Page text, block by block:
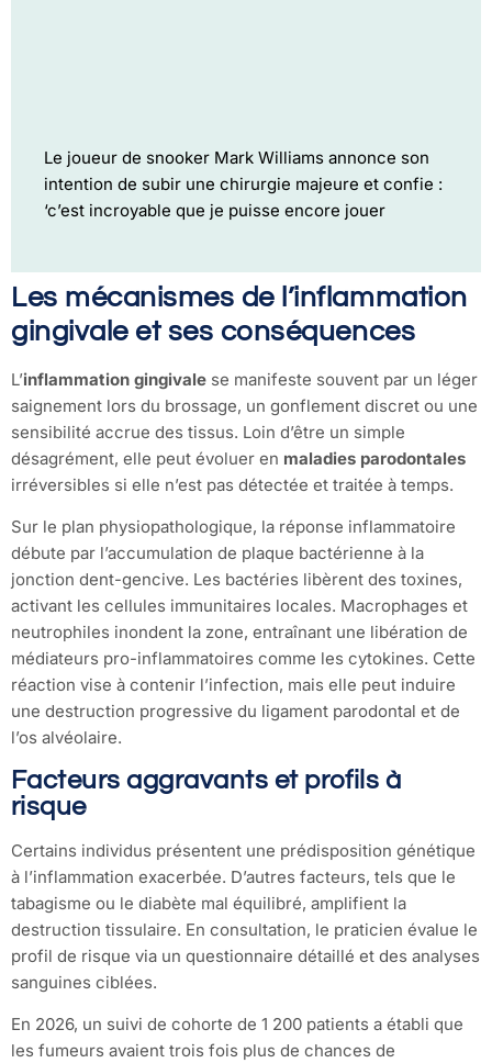
Le joueur de snooker Mark Williams annonce son
intention de subir une chirurgie majeure et confie :
‘c’est incroyable que je puisse encore jouer
Les mécanismes de l’inflammation
gingivale et ses conséquences
L’inflammation gingivale se manifeste souvent par un léger
saignement lors du brossage, un gonflement discret ou une
sensibilité accrue des tissus. Loin d’être un simple
désagrément, elle peut évoluer en maladies parodontales
irréversibles si elle n’est pas détectée et traitée à temps.
Sur le plan physiopathologique, la réponse inflammatoire
débute par l’accumulation de plaque bactérienne à la
jonction dent-gencive. Les bactéries libèrent des toxines,
activant les cellules immunitaires locales. Macrophages et
neutrophiles inondent la zone, entraînant une libération de
médiateurs pro-inflammatoires comme les cytokines. Cette
réaction vise à contenir l’infection, mais elle peut induire
une destruction progressive du ligament parodontal et de
l’os alvéolaire.
Facteurs aggravants et profils à
risque
Certains individus présentent une prédisposition génétique
à l’inflammation exacerbée. D’autres facteurs, tels que le
tabagisme ou le diabète mal équilibré, amplifient la
destruction tissulaire. En consultation, le praticien évalue le
profil de risque via un questionnaire détaillé et des analyses
sanguines ciblées.
En 2026, un suivi de cohorte de 1 200 patients a établi que
les fumeurs avaient trois fois plus de chances de